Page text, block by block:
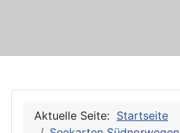
Aktuelle Seite: Startseite